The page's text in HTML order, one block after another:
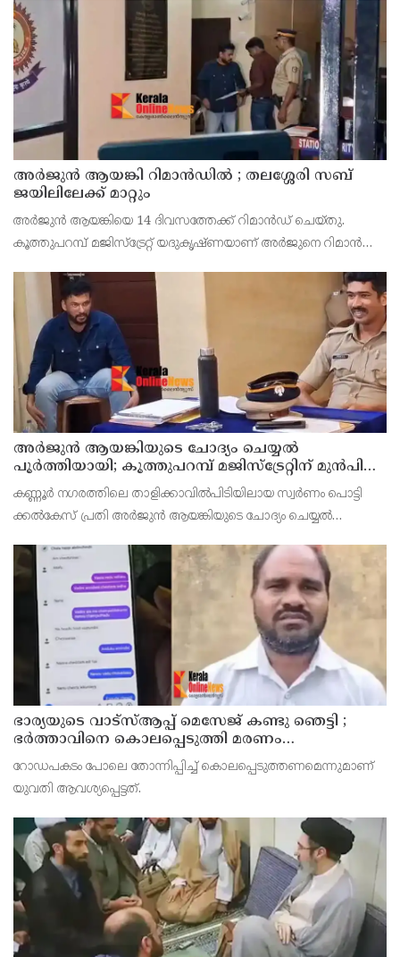
അര്‍ജുന്‍ ആയങ്കി റിമാന്‍ഡില്‍ ; തലശ്ശേരി സബ്
ജയിലിലേക്ക് മാറ്റും
അർജുൻ ആയങ്കിയെ 14 ദിവസത്തേക്ക് റിമാൻഡ് ചെയ്തു.
കൂത്തുപറമ്പ് മജിസ്ട്രേറ്റ് യദുകൃഷ്ണയാണ് അർജുനെ റിമാൻഡ്
ഭീഷണിപ്പെടുത്തിയെന്നാരോപിച്ച് ‌
അര്‍ജുന്‍ ആയങ്കിയുടെ ചോദ്യം ചെയ്യല്‍
പൂര്‍ത്തിയായി; കൂത്തുപറമ്പ് മജിസ്ട്രേറ്റിന് മുൻപില്‍
ഹാജരാക്കും
കണ്ണൂർ നഗരത്തിലെ താളിക്കാവിൽപിടിയിലായ സ്വർണം പൊട്ടി
ക്കൽകേസ് പ്രതി അര്‍ജുന്‍ ആയങ്കിയുടെ ചോദ്യം ചെയ്യല്‍
ഭാര്യയുടെ വാട്സ്ആപ്പ് മെസേജ് കണ്ടു ഞെട്ടി ;
ഭര്‍ത്താവിനെ കൊലപ്പെടുത്തി മരണം
റോഡപകടമാക്കി മാറ്റാന്‍ കാമുകനുമായി
പദ്ധതിയിട്ട യുവതിയും സുഹൃത്തും ഒളിവില്‍
റോഡപകടം പോലെ തോന്നിപ്പിച്ച് കൊലപ്പെടുത്തണമെന്നുമാണ്
യുവതി ആവശ്യപ്പെട്ടത്.